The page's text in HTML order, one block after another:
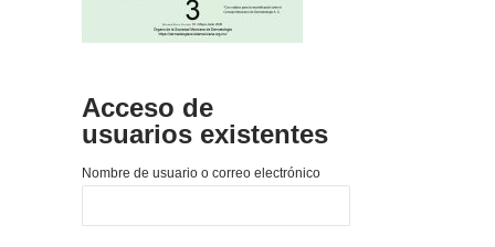
Acceso de
usuarios existentes
Nombre de usuario o correo electrónico